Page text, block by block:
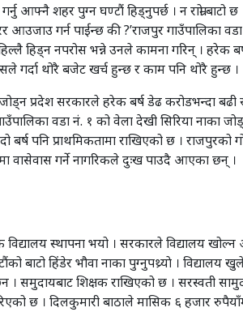
आफ्नै शहर पुग्न घण्टौं हिड्नुपर्छ । न राम्रो बाटो
आउजाउ गर्न पाईन्छ की ?’राजपुर गाउँपालिका
हिड्न नपरोस भन्ने उनले कामना गरिन् । हरेक
थोरै बजेट खर्च हुन्छ र काम पनि थोरै हुन्छ ।
प्रदेश सरकारले हरेक बर्ष डेढ करोडभन्दा
वडा नं. १ को वेला देखी सिरिया
पनि प्राथमिकतामा राखिएको छ । राजपुरको
वासेवास गर्ने नागरिकले दुःख पाउदै आएका छन् ।
स्थापना भयो । सरकारले विद्यालय
बाटो हिंडेर भौवा नाका पुग्नुपथ्र्याे । विद्यालय
। समुदायबाट शिक्षक राखिएको छ । सरस्वती
। दिलकुमारी बाठाले मासिक ६ हजार